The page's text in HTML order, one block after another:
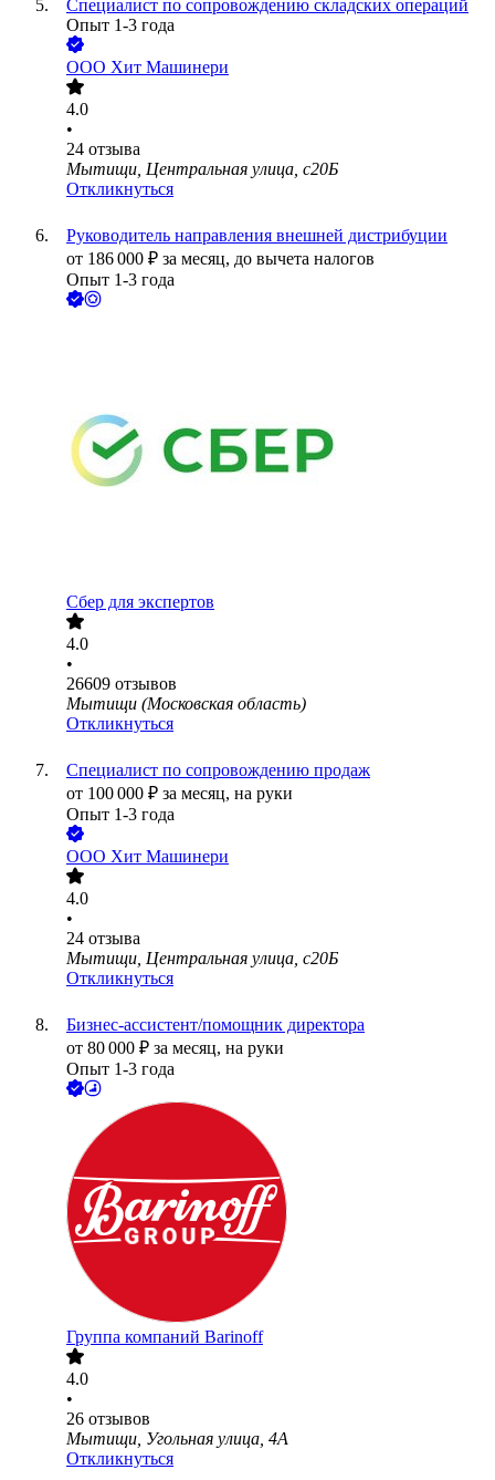
Специалист по сопровождению складских операций
Опыт 1-3 года
ООО Хит Машинери
4.0
•
24 отзыва
Мытищи, Центральная улица, с20Б
Откликнуться
Руководитель направления внешней дистрибуции
от 186 000 ₽ за месяц, до вычета налогов
Опыт 1-3 года
Сбер для экспертов
4.0
•
26609 отзывов
Мытищи (Московская область)
Откликнуться
Специалист по сопровождению продаж
от 100 000 ₽ за месяц, на руки
Опыт 1-3 года
ООО Хит Машинери
4.0
•
24 отзыва
Мытищи, Центральная улица, с20Б
Откликнуться
Бизнес-ассистент/помощник директора
от 80 000 ₽ за месяц, на руки
Опыт 1-3 года
Группа компаний Barinoff
4.0
•
26 отзывов
Мытищи, Угольная улица, 4А
Откликнуться